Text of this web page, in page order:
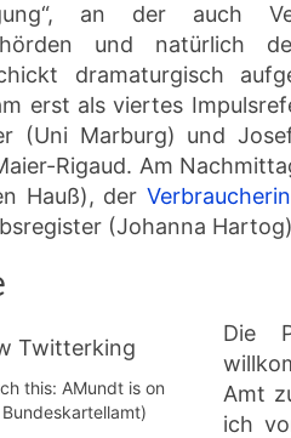
an der auch
und natürlich
dramaturgisch
erst als viertes
(Uni Marburg) und
Rigaud. Am
Hauß), der
(Johanna
this: AMundt is on
Die
Amt
ich